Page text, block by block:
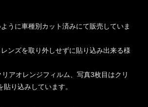
うに車種別カット済みにて販売していま
ンズを取り外しせずに貼り込み出来る様
アオレンジフィルム、写真3枚目はクリ
り込みしています。